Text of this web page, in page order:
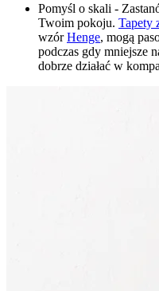
Pomyśl o skali -
Twoim pokoju. Tapety
wzórHenge, mogą
podczas gdy mniejsze
dobrze działać w